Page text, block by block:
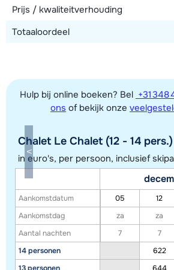
Toon alle accommodaties in dit
Deze kaart geeft een indicatie van de ligging van
Prijs / kwaliteitverhouding
Totaaloordeel
Hulp bij online boeken? Bel +31 348
ons of bekijk onze
Chalet Le Chalet (12 - 14 pers.)
in euro's, per persoon, inclusief
Aankomstdatum
Aankomstdag
Aantal nachten
14 personen
05 12
za
za
7
7
622